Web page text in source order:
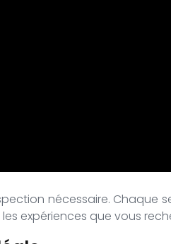
nécessaire. Chaque
expériences que vous